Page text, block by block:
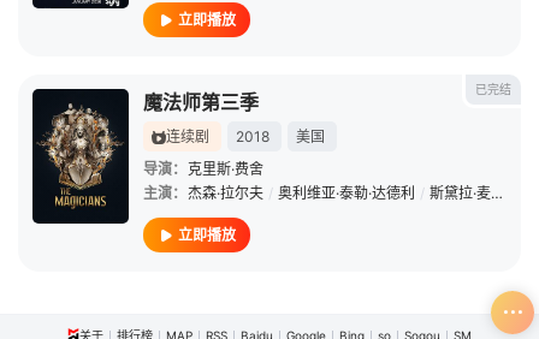
立即播放
已完结
魔法师第三季
连续剧 2018
美国
导演： 克里斯·费舍
主演： 杰森·拉尔夫 / 奥利维亚·泰勒·达德利 / 斯黛拉·麦薇
立即播放
关于 排行榜 MAP RSS Baidu Google Bing so Sogou SM